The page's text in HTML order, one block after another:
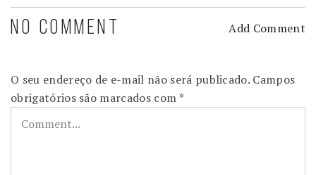
NO COMMENT Add Comment
O seu endereço de e-mail não será publicado. Campos
obrigatórios são marcados com *